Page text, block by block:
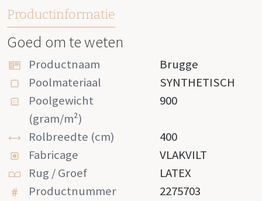
Productinformatie
Goed om te weten
Productnaam
Brugge
Poolmateriaal
SYNTHETISCH
Poolgewicht
(gram/m²)
900
Rolbreedte (cm)
400
Fabricage
VLAKVILT
Rug / Groef
LATEX
Productnummer
2275703